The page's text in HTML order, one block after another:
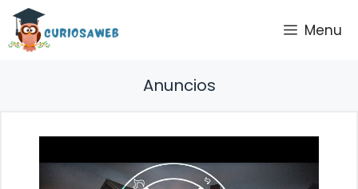
Saltar
contenido
Menu
Anuncios